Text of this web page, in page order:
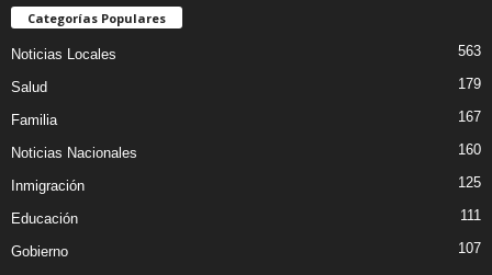
Categorías Populares
Noticias Locales 563
Salud 179
Familia 167
Noticias Nacionales 160
Inmigración 125
Educación 111
Gobierno 107